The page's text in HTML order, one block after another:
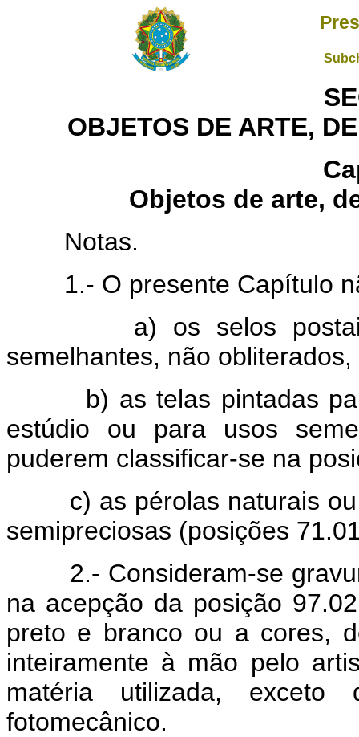
OBJETOS DE ARTE,
Objetos de arte,
Notas.
1.- O presente Capítulo
a) os selos postais,
semelhantes, não
b) as telas pintadas para
estúdio ou para usos
puderem classificar-se na
c) as pérolas naturais ou
semipreciosas (posições
2.- Consideram-se
na acepção da posição
preto e branco ou a cores,
inteiramente à mão pelo
matéria utilizada, exceto
fotomecânico.